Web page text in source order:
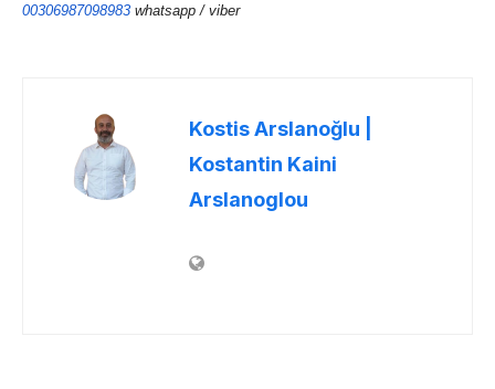
00306987098983 whatsapp / viber
Kostis Arslanoğlu |
Kostantin Kaini
Arslanoglou